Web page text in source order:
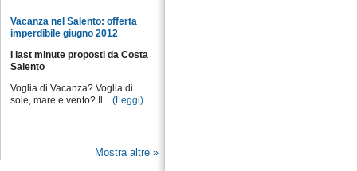
Vacanza nel Salento: offerta
imperdibile giugno 2012
I last minute proposti da Costa
Salento
Voglia di Vacanza? Voglia di
sole, mare e vento? Il ...(Leggi)
Mostra altre »